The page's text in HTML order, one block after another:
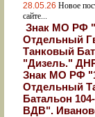
28.05.26 Новое
сайте...
Знак МО РФ
Отдельный
Танковый
"Дизель."
Знак МО РФ
Отдельный
Батальон
ВДВ".